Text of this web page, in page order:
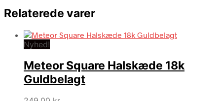
Relaterede varer
Nyhed!
Meteor Square Halskæde 18k
Guldbelagt